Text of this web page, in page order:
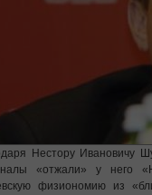
Нестору Ивановичу
«отжали» у него
физиономию из